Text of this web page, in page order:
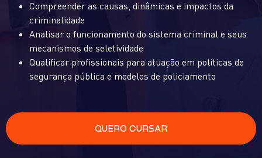
Compreender as causas, dinâmicas e impactos da
criminalidade
Analisar o funcionamento do sistema criminal e seus
mecanismos de seletividade
Qualificar profissionais para atuação em políticas de
segurança pública e modelos de policiamento
QUERO CURSAR